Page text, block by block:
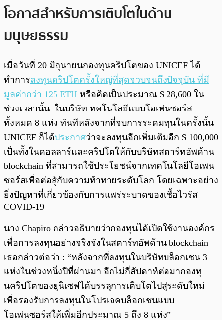
โอกาสสำหรับการเติบโตในด้าน
มนุษยธรรม
เมื่อวันที่ 20 มิถุนายนกองทุนคริปโตของ UNICEF ได้
ทำการลงทุนคริปโตครั้งใหญ่ที่สุดจวบจนถึงปัจจุบัน ที่มี
มูลค่ากว่า 125 ETH หรือคิดเป็นประมาณ $ 28,600 ใน
ช่วงเวลานั้น ในบริษัท ทคโนโลยีแบบโอเพ่นซอร์ส
ทั้งหมด 8 แห่ง ทันทีหลังจากที่จบการระดมทุนในครั้งนั้น
UNICEF ก็ได้ประกาศว่าจะลงทุนอีกเพิ่มเติมอีก $ 100,000
เป็นทั้งในดอลลาร์และคริปโตให้กับบริษัทสตาร์ทอัพด้าน
blockchain ที่สามารถใช้ประโยชน์จากเทคโนโลยีโอเพน
ซอร์สเพื่อต่อสู้กับความท้าทายระดับโลก โดยเฉพาะอย่าง
ยิ่งปัญหาที่เกี่ยวข้องกับการแพร่ระบาดของเชื้อไวรัส
COVID-19
นาง Chapiro กล่าวอธิบายว่ากองทุนได้เปิดใช้งานองค์กร
เพื่อการลงทุนอย่างจริงจังในสตาร์ทอัพด้าน blockchain
เธอกล่าวต่อว่า : “หลังจากที่ลงทุนในบริษัทบล็อกเชน 3
แห่งในช่วงหนึ่งปีที่ผ่านมา อีกไม่กี่สัปดาห์ต่อมากองทุ
นคริปโตของยูนิเซฟได้บรรลุการเติบโตไปสู่ระดับใหม่
เพื่อรองรับการลงทุนในโปรเจคบล็อกเชนแบบ
โอเพ่นซอร์สให้เพิ่มอีกประมาณ 5 ถึง 8 แห่ง”